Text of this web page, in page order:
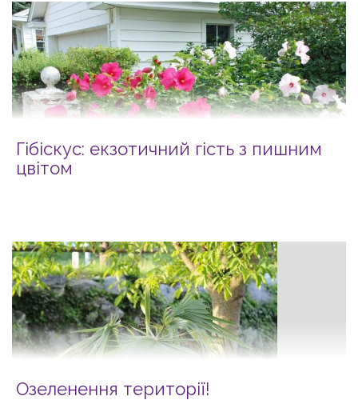
Гібіскус: екзотичний гість з пишним
цвітом
Озеленення території!